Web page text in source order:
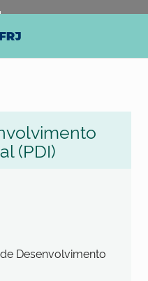
(PDI)
Desenvolvimento